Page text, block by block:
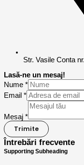
Str. Vasile Conta
Lasă-ne un mesaj!
Nume *
Email *
Mesaj *
Trimite
Întrebări frecvente
Supporting Subheading